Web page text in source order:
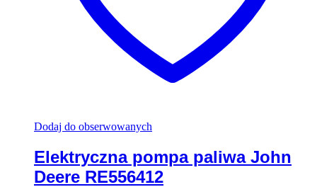
Dodaj do obserwowanych
Elektryczna pompa paliwa John
Deere RE556412